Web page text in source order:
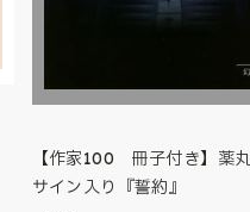
【作家100 冊子付き】薬
サイン入り『誓約』